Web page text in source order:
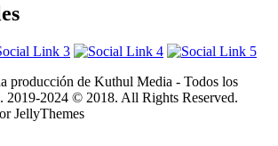
producción de Kuthul Media - Todos los
2019-2024 © 2018. All Rights Reserved.
JellyThemes